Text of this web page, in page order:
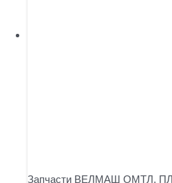
Запчасти ВЕЛМАШ ОМТЛ, ПЛ